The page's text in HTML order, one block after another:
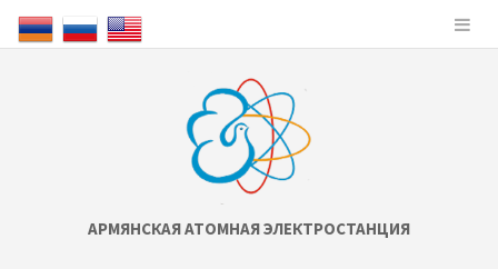
АРМЯНСКАЯ АТОМНАЯ ЭЛЕКТРОСТАНЦИЯ